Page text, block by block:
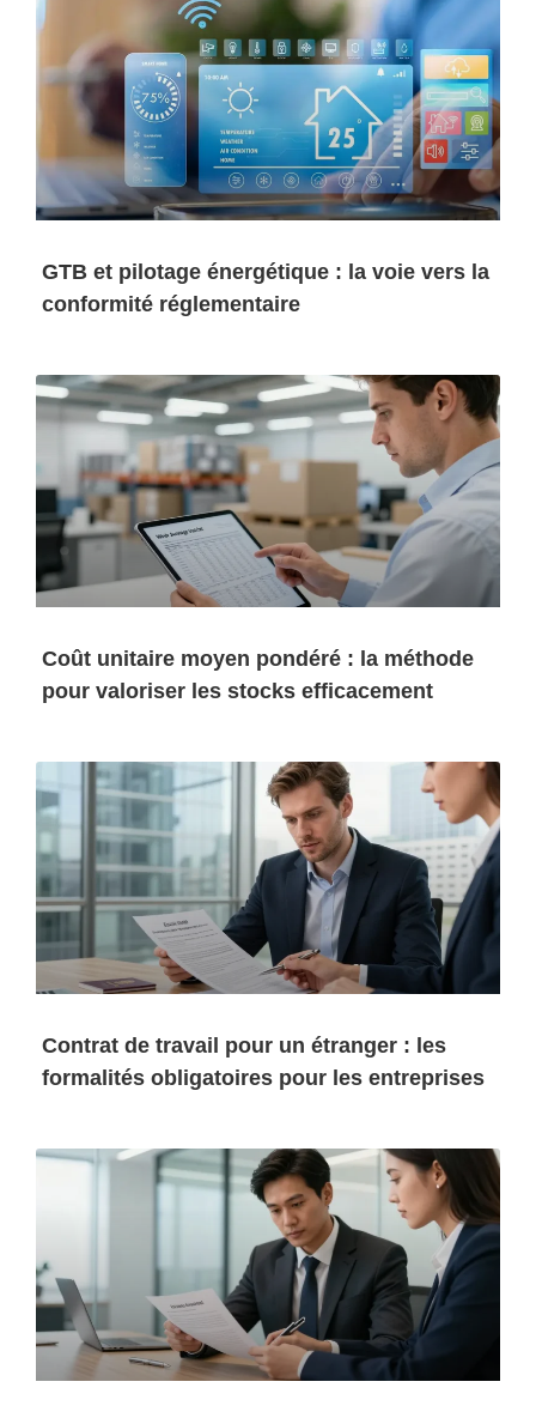
GTB et pilotage énergétique : la voie vers la
conformité réglementaire
Coût unitaire moyen pondéré : la méthode
pour valoriser les stocks efficacement
Contrat de travail pour un étranger : les
formalités obligatoires pour les entreprises